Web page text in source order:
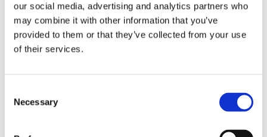
our social media, advertising and analytics partners who
may combine it with other information that you’ve
provided to them or that they’ve collected from your use
of their services.
Selection
Necessary
Tallink lyfter halvåret trots